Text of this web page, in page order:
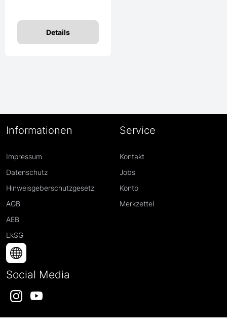
Details
Informationen
Impressum
Datenschutz
Hinweisgeberschutzgesetz
AGB
AEB
LkSG
Service
Kontakt
Jobs
Konto
Merkzettel
Social Media
InstagramYouTube